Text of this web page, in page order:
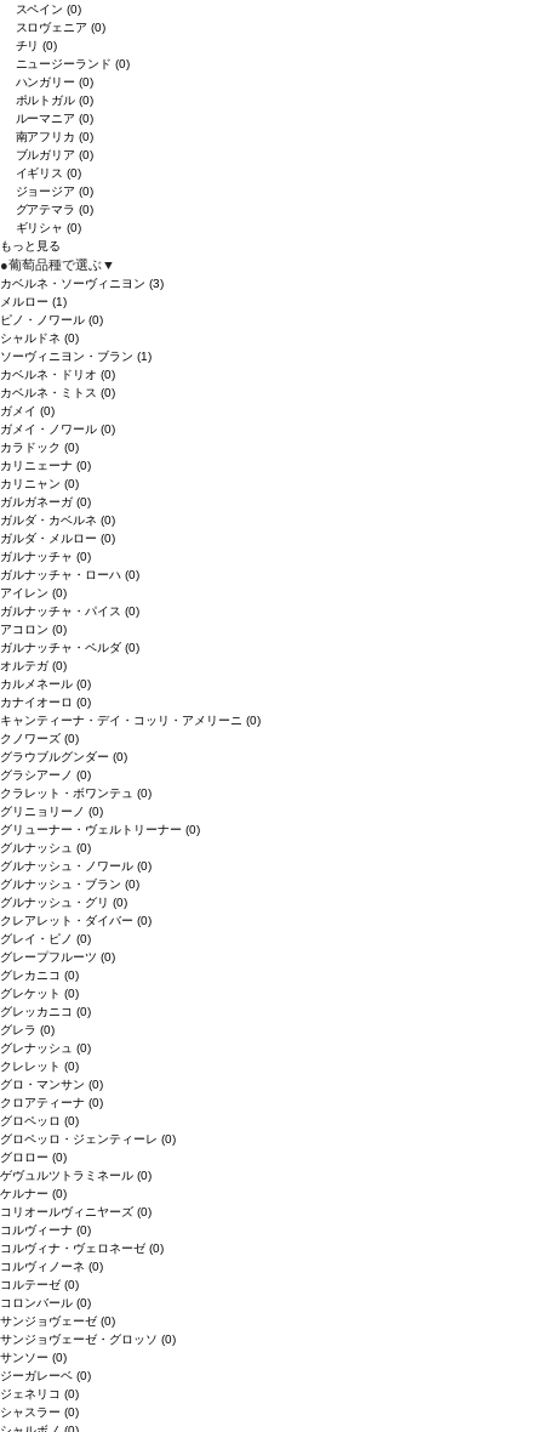
スペイン(0)
スロヴェニア(0)
チリ(0)
ニュージーランド(0)
ハンガリー(0)
ポルトガル(0)
ルーマニア(0)
南アフリカ(0)
ブルガリア(0)
イギリス(0)
ジョージア(0)
グアテマラ(0)
ギリシャ(0)
もっと見る
●葡萄品種で選ぶ▼
カベルネ・ソーヴィニヨン (3)
メルロー (1)
ピノ・ノワール (0)
シャルドネ (0)
ソーヴィニヨン・ブラン (1)
カベルネ・ドリオ (0)
カベルネ・ミトス (0)
ガメイ (0)
ガメイ・ノワール (0)
カラドック (0)
カリニェーナ (0)
カリニャン (0)
ガルガネーガ (0)
ガルダ・カベルネ (0)
ガルダ・メルロー (0)
ガルナッチャ (0)
ガルナッチャ・ローハ (0)
アイレン (0)
ガルナッチャ・パイス (0)
アコロン (0)
ガルナッチャ・ペルダ (0)
オルテガ (0)
カルメネール (0)
カナイオーロ (0)
キャンティーナ・デイ・コッリ・アメリーニ (0)
クノワーズ (0)
グラウブルグンダー (0)
グラシアーノ (0)
クラレット・ボワンテュ (0)
グリニョリーノ (0)
グリューナー・ヴェルトリーナー (0)
グルナッシュ (0)
グルナッシュ・ノワール (0)
グルナッシュ・ブラン (0)
グルナッシュ・グリ (0)
クレアレット・ダイバー (0)
グレイ・ピノ (0)
グレープフルーツ (0)
グレカニコ (0)
グレケット (0)
グレッカニコ (0)
グレラ (0)
グレナッシュ (0)
クレレット (0)
グロ・マンサン (0)
クロアティーナ (0)
グロペッロ (0)
グロペッロ・ジェンティーレ (0)
グロロー (0)
ゲヴュルツトラミネール (0)
ケルナー (0)
コリオールヴィニヤーズ (0)
コルヴィーナ (0)
コルヴィナ・ヴェロネーゼ (0)
コルヴィノーネ (0)
コルテーゼ (0)
コロンバール (0)
サンジョヴェーゼ (0)
サンジョヴェーゼ・グロッソ (0)
サンソー (0)
ジーガレーベ (0)
ジェネリコ (0)
シャスラー (0)